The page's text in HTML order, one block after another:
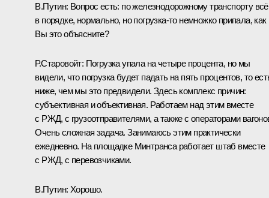
В.Путин: Вопрос есть: по железнодорожному транспорту всё
в порядке, нормально, но погрузка-то немножко припала, как
Вы это объясните?
Р.Старовойт: Погрузка упала на четыре процента, но мы
видели, что погрузка будет падать на пять процентов, то
ниже, чем мы это предвидели. Здесь комплекс причин:
субъективная и объективная. Работаем над этим вместе
с РЖД, с грузоотправителями, а также с операторами
Очень сложная задача. Занимаюсь этим практически
ежедневно. На площадке Минтранса работает штаб вместе
с РЖД, с перевозчиками.
В.Путин: Хорошо.